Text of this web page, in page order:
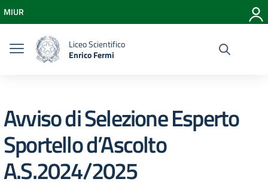
Vai al menu di navigazione
Vai al footer
MIUR
Liceo Scientifico
Enrico Fermi
Avviso di Selezione Esperto
Sportello d’Ascolto
A.S.2024/2025